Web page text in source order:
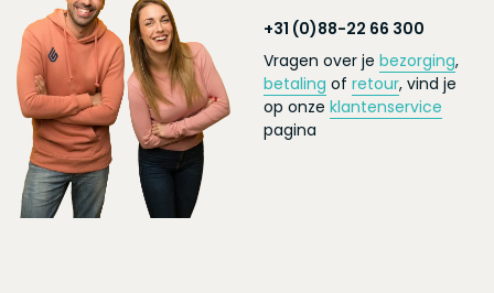
+31 (0)88-22 66 300
Vragen over je bezorging,
betaling of retour, vind je
op onze klantenservice
pagina